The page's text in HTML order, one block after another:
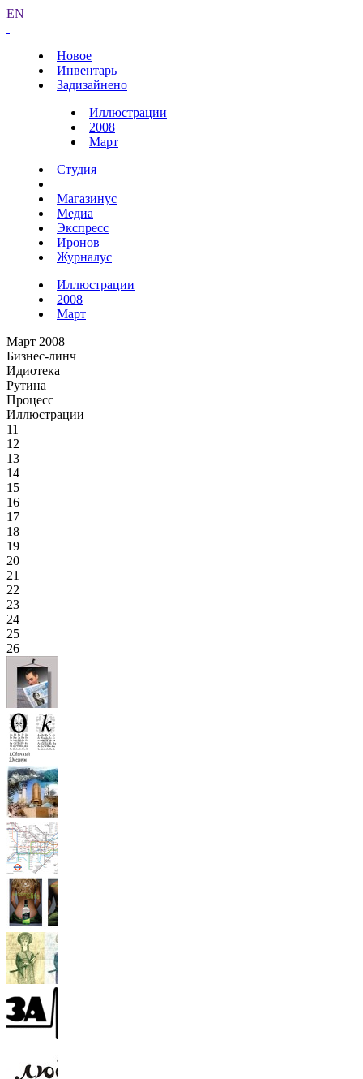
EN
Новое
Инвентарь
Задизайнено
Иллюстрации
2008
Март
Студия
Магазинус
Медиа
Экспресс
Иронов
Журналус
Иллюстрации
2008
Март
Март 2008
Бизнес-линч
Идиотека
Рутина
Процесс
Иллюстрации
11
12
13
14
15
16
17
18
19
20
21
22
23
24
25
26